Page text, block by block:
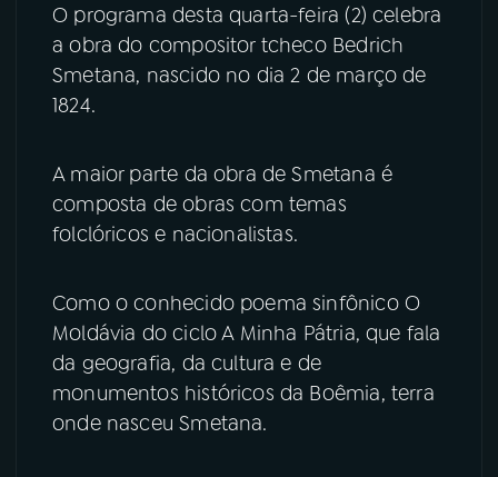
06VIDEOCASTS
07ÚLTIMAS
08PRÊMIO RÁDIO MEC
YouTube Facebook
Instagram X
TikTok
O programa desta quarta-feira (2) celebra
a obra do compositor tcheco Bedrich
Smetana, nascido no dia 2 de março de
1824.
A maior parte da obra de Smetana é
composta de obras com temas
folclóricos e nacionalistas.
Como o conhecido poema sinfônico O
Moldávia do ciclo A Minha Pátria, que fala
da geografia, da cultura e de
monumentos históricos da Boêmia, terra
onde nasceu Smetana.